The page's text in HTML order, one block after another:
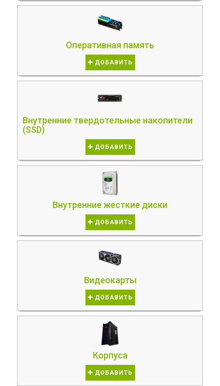
Оперативная память
ДОБАВИТЬ
Внутренние твердотельные накопители
(SSD)
ДОБАВИТЬ
Внутренние жесткие диски
ДОБАВИТЬ
Видеокарты
ДОБАВИТЬ
Корпуса
ДОБАВИТЬ